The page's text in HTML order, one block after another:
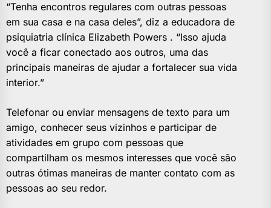
“Tenha encontros regulares com outras pessoas
em sua casa e na casa deles”, diz a educadora de
psiquiatria clínica Elizabeth Powers . “Isso ajuda
você a ficar conectado aos outros, uma das
principais maneiras de ajudar a fortalecer sua vida
interior.”
Telefonar ou enviar mensagens de texto para um
amigo, conhecer seus vizinhos e participar de
atividades em grupo com pessoas que
compartilham os mesmos interesses que você são
outras ótimas maneiras de manter contato com as
pessoas ao seu redor.